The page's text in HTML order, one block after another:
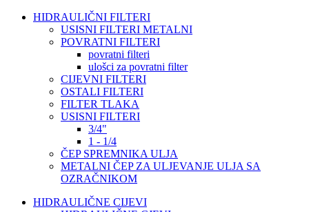
HIDRAULIČNI FILTERI
USISNI FILTERI METALNI
POVRATNI FILTERI
povratni filteri
ulošci za povratni filter
CIJEVNI FILTERI
OSTALI FILTERI
FILTER TLAKA
USISNI FILTERI
3/4"
1 - 1/4
ČEP SPREMNIKA ULJA
METALNI ČEP ZA ULJEVANJE ULJA SA
OZRAČNIKOM
HIDRAULIČNE CIJEVI